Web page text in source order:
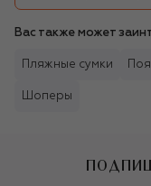
Вас также может
Пляжные сумки
Шоперы